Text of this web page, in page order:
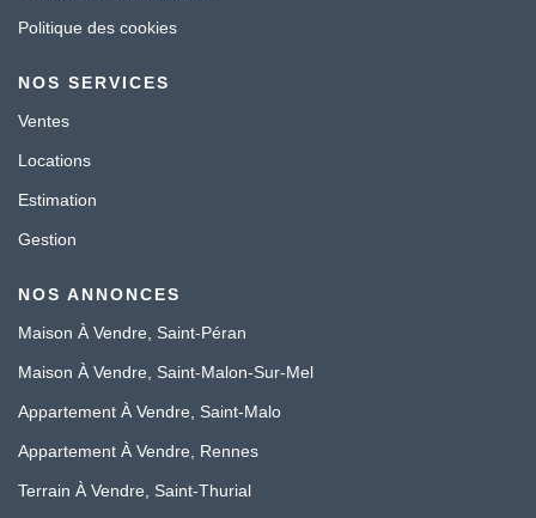
Politique des cookies
NOS SERVICES
Ventes
Locations
Estimation
Gestion
NOS ANNONCES
Maison À Vendre, Saint-Péran
Maison À Vendre, Saint-Malon-Sur-Mel
Appartement À Vendre, Saint-Malo
Appartement À Vendre, Rennes
Terrain À Vendre, Saint-Thurial